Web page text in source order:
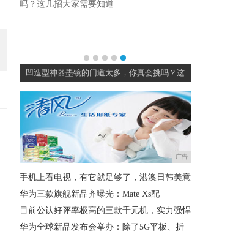
凹造型神器墨镜的门道太多，你真会挑吗？这
广告
手机上看电视，有它就足够了，港澳日韩美意
华为三款旗舰新品齐曝光：Mate Xs配
目前公认好评率极高的三款千元机，实力强悍
华为全球新品发布会举办：除了5G平板、折